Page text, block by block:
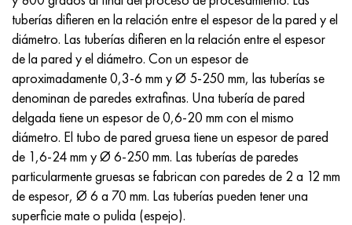
tuberías difieren en la relación entre el espesor de la pared y el
diámetro. Las tuberías difieren en la relación entre el espesor
de la pared y el diámetro. Con un espesor de
aproximadamente 0,3-6 mm y Ø 5-250 mm, las tuberías se
denominan de paredes extrafinas. Una tubería de pared
delgada tiene un espesor de 0,6-20 mm con el mismo
diámetro. El tubo de pared gruesa tiene un espesor de pared
de 1,6-24 mm y Ø 6-250 mm. Las tuberías de paredes
particularmente gruesas se fabrican con paredes de 2 a 12 mm
de espesor, Ø 6 a 70 mm. Las tuberías pueden tener una
superficie mate o pulida (espejo).
MP159
multimetro n155
Nicrofer 5923 hMo
Nicrofer 6030
Nitronik 40
Nitronik 50
56DGNH
68NKhVKTYu
79NM, Lupa 7904
80NM
80NMV-VI
80NHS
HN73MBTYu
XN70YU
HN75MBTYu
XN75TBYu
XN77TYu
XN77TYUR
5B
TL5
A LAS 6
TS-6
14 titanio
SP-17
1.4567 - AISI 304Cu
1.4570-aisi303Cu
1.4574 - Aleación PH 15-7 Mo®
1.4580 - AISI 316Cb
1.4597 - AISI 204Cu
Aleación 28 - 1.4563
15X16H2AM
18X11MNFB
18X12VMBFR
20X12VNMF
20Х3FMI
21NKMT
30X, AISI 5130, 30h
30hgs, 30hgs
30hgsa, 30hgsa
30hgsn2a, 30hgsna
30xn2ma, 30CrNiMo8
30хн3а, 31nicr14